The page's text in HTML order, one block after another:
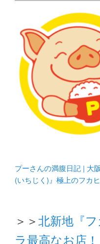
プー
豊中
化してます。
プーさんの満腹日記 | 大
(いちじく)』極上のフカ
＞＞北新地『
ラ最高なお店！